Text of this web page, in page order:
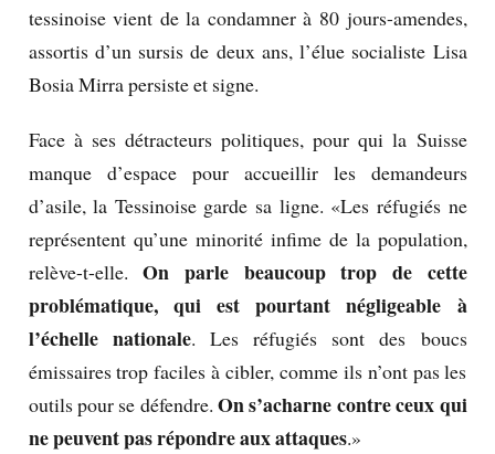
tessinoise vient de la condamner à 80 jours-amendes,
assortis d’un sursis de deux ans, l’élue socialiste Lisa
Bosia Mirra persiste et signe.
Face à ses détracteurs politiques, pour qui la Suisse
manque d’espace pour accueillir les demandeurs
d’asile, la Tessinoise garde sa ligne. «Les réfugiés ne
représentent qu’une minorité infime de la population,
relève-t-elle.On parle beaucoup trop de cette
problématique, qui est pourtant négligeable à
l’échelle nationale. Les réfugiés sont des boucs
émissaires trop faciles à cibler, comme ils n’ont pas les
outils pour se défendre. On s’acharne contre ceux qui
ne peuvent pas répondre aux attaques.»